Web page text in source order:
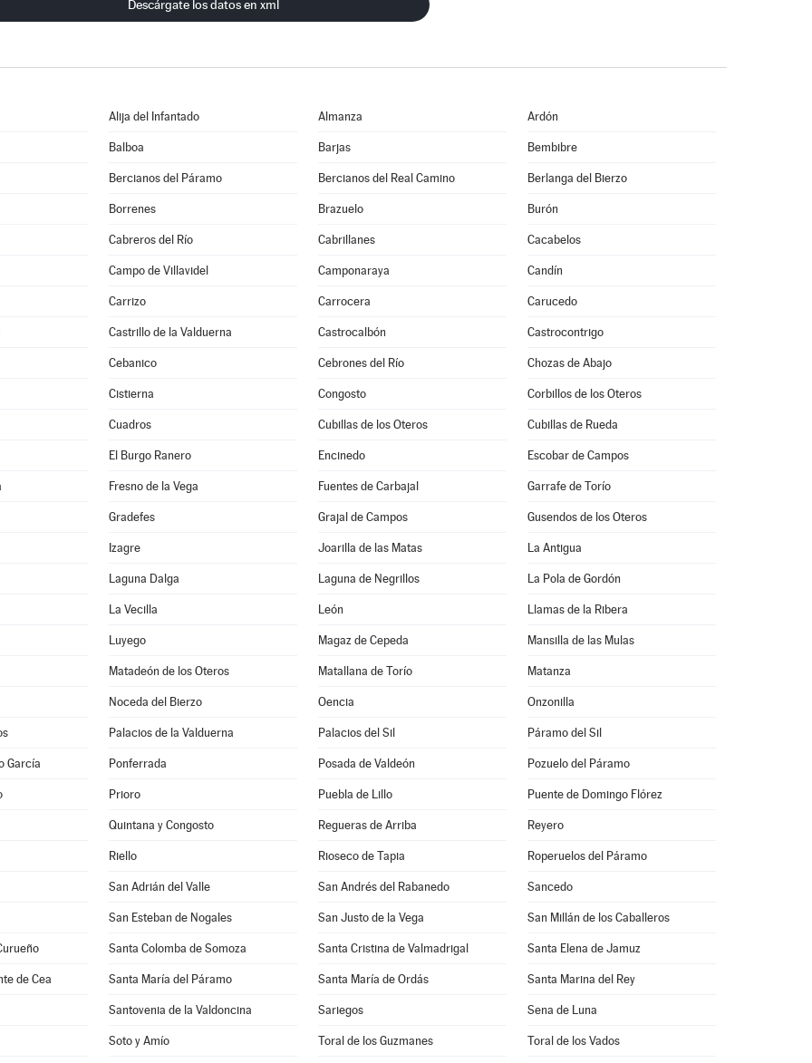
Descárgate los datos en xml
Alija del Infantado Almanza Ardón
Balboa Barjas Bembibre
Bercianos del Páramo Bercianos del Real Camino Berlanga del Bierzo
Borrenes Brazuelo Burón
Cabreros del Río Cabrillanes Cacabelos
Campo de Villavidel Camponaraya Candín
Carrizo Carrocera Carucedo
Castrillo de la Valduerna Castrocalbón Castrocontrigo
Cebanico Cebrones del Río Chozas de Abajo
Cistierna Congosto Corbillos de los Oteros
Cuadros Cubillas de los Oteros Cubillas de Rueda
El Burgo Ranero Encinedo Escobar de Campos
Fresno de la Vega Fuentes de Carbajal Garrafe de Torío
Gradefes Grajal de Campos Gusendos de los Oteros
Izagre Joarilla de las Matas La Antigua
Laguna Dalga Laguna de Negrillos La Pola de Gordón
La Vecilla León Llamas de la Ribera
Luyego Magaz de Cepeda Mansilla de las Mulas
Matadeón de los Oteros Matallana de Torío Matanza
Noceda del Bierzo Oencia Onzonilla
Palacios de la Valduerna Palacios del Sil Páramo del Sil
García Ponferrada Posada de Valdeón Pozuelo del Páramo
Prioro Puebla de Lillo Puente de Domingo Flórez
Quintana y Congosto Regueras de Arriba Reyero
Riello Rioseco de Tapia Roperuelos del Páramo
San Adrián del Valle San Andrés del Rabanedo Sancedo
San Esteban de Nogales San Justo de la Vega San Millán de los Caballeros
Santa Colomba de Somoza Santa Cristina de Valmadrigal Santa Elena de Jamuz
de Cea Santa María del Páramo Santa María de Ordás Santa Marina del Rey
Santovenia de la Valdoncina Sariegos Sena de Luna
Soto y Amío Toral de los Guzmanes Toral de los Vados